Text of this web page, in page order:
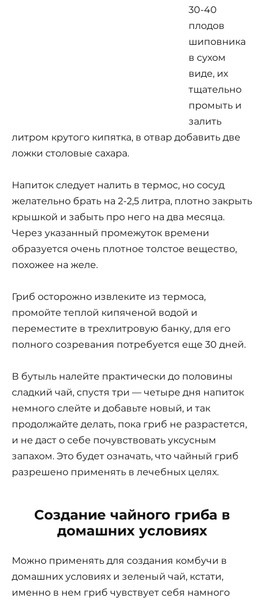
30-40
плодов
шиповника
в сухом
виде, их
тщательно
промыть и
залить
литром крутого кипятка, в отвар добавить две
ложки столовые сахара.
Напиток следует налить в термос, но сосуд
желательно брать на 2-2,5 литра, плотно закрыть
крышкой и забыть про него на два месяца.
Через указанный промежуток времени
образуется очень плотное толстое вещество,
похожее на желе.
Гриб осторожно извлеките из термоса,
промойте теплой кипяченой водой и
переместите в трехлитровую банку, для его
полного созревания потребуется еще 30 дней.
В бутыль налейте практически до половины
сладкий чай, спустя три — четыре дня напиток
немного слейте и добавьте новый, и так
продолжайте делать, пока гриб не разрастется,
и не даст о себе почувствовать уксусным
запахом. Это будет означать, что чайный гриб
разрешено применять в лечебных целях.
Создание чайного гриба в
домашних условиях
Можно применять для создания комбучи в
домашних условиях и зеленый чай, кстати,
именно в нем гриб чувствует себя намного